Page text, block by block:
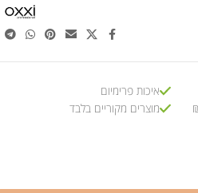
איכות פרימיום
מוצרים מקוריים בלבד